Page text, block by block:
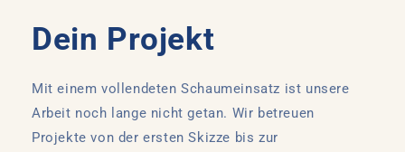
Dein Projekt
Mit einem vollendeten Schaumeinsatz ist unsere
Arbeit noch lange nicht getan. Wir betreuen
Projekte von der ersten Skizze bis zur